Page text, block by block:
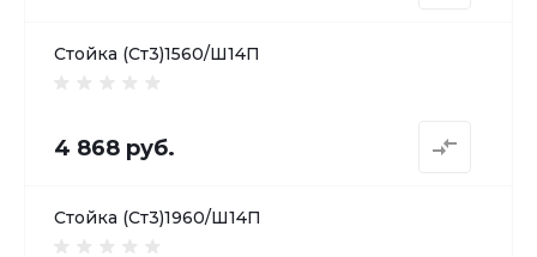
Стойка (Ст3)1560/Ш14П
4 868 руб.
Стойка (Ст3)1960/Ш14П